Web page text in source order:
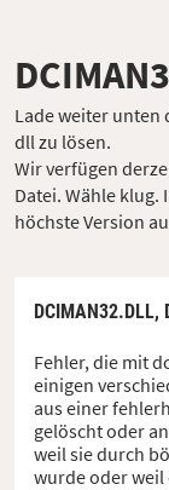
Lade weiter
dll zu lösen.
Wir verfügen
Datei. Wähle klug.
höchste Version
DCIMAN32.DLL,
Fehler, die mit
einigen
aus einer
gelöscht oder
weil sie durch
wurde oder weil